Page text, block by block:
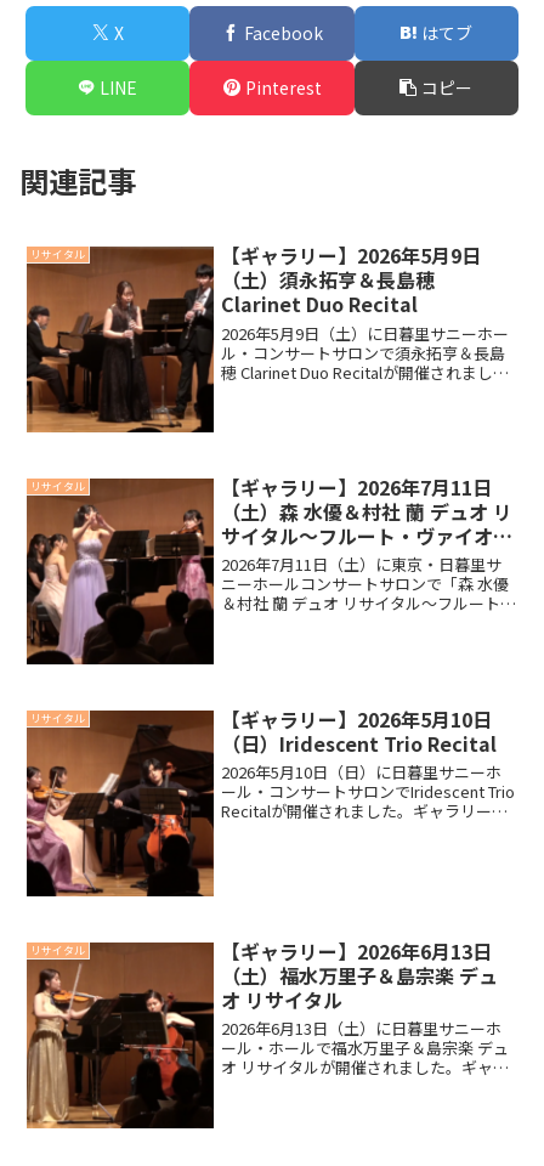
X Facebook はてブ
LINE Pinterest コピー
関連記事
リサイタル
【ギャラリー】2026年5月9日
（土）須永拓亨＆長島穂
Clarinet Duo Recital
2026年5月9日（土）に日暮里サニーホー
ル・コンサートサロンで須永拓亨＆長島
穂 Clarinet Duo Recitalが開催されまし
リサイタル
【ギャラリー】2026年7月11日
（土）森 水優＆村社 蘭 デュオ リ
サイタル～フルート・ヴァイオリ
ン・ピアノが織りなすハーモニー
～
2026年7月11日（土）に東京・日暮里サ
ニーホールコンサートサロンで「森 水優
＆村社 蘭 デュオ リサイタル～フルート・
リサイタル
【ギャラリー】2026年5月10日
（日）Iridescent Trio Recital
2026年5月10日（日）に日暮里サニーホ
ール・コンサートサロンでIridescent Trio
Recitalが開催されました。ギャラリーメ
リサイタル
【ギャラリー】2026年6月13日
（土）福水万里子＆島宗楽 デュ
オ リサイタル
2026年6月13日（土）に日暮里サニーホ
ール・ホールで福水万里子＆島宗楽 デュ
オ リサイタルが開催されました。ギャラ